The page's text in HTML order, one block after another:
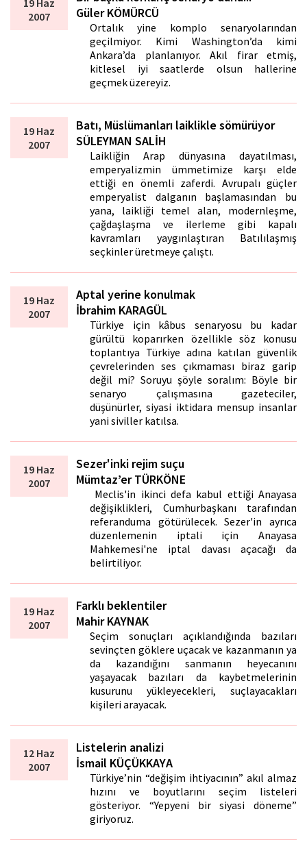
19 Haz
2007
Güler KÖMÜRCÜ
Ortalık yine komplo senaryolarından
geçilmiyor. Kimi Washington’da kimi
Ankara’da planlanıyor. Akıl firar etmiş,
kitlesel iyi saatlerde olsun hallerine
geçmek üzereyiz.
19 Haz
2007
Batı, Müslümanları laiklikle sömürüyor
SÜLEYMAN SALİH
Laikliğin Arap dünyasına dayatılması,
emperyalizmin ümmetimize karşı elde
ettiği en önemli zaferdi. Avrupalı güçler
emperyalist dalganın başlamasından bu
yana, laikliği temel alan, modernleşme,
çağdaşlaşma ve ilerleme gibi kapalı
kavramları yaygınlaştıran Batılılaşmış
seçkinler üretmeye çalıştı.
19 Haz
2007
Aptal yerine konulmak
İbrahim KARAGÜL
Türkiye için kâbus senaryosu bu kadar
gürültü koparırken özellikle söz konusu
toplantıya Türkiye adına katılan güvenlik
çevrelerinden ses çıkmaması biraz garip
değil mi? Soruyu şöyle soralım: Böyle bir
senaryo çalışmasına gazeteciler,
düşünürler, siyasi iktidara mensup insanlar
yani siviller katılsa.
19 Haz
2007
Sezer'inki rejim suçu
Mümtaz’er TÜRKÖNE
Meclis'in ikinci defa kabul ettiği Anayasa
değişiklikleri, Cumhurbaşkanı tarafından
referanduma götürülecek. Sezer'in ayrıca
düzenlemenin iptali için Anayasa
Mahkemesi'ne iptal davası açacağı da
belirtiliyor.
19 Haz
2007
Farklı beklentiler
Mahir KAYNAK
Seçim sonuçları açıklandığında bazıları
sevinçten göklere uçacak ve kazanmanın ya
da kazandığını sanmanın heyecanını
yaşayacak bazıları da kaybetmelerinin
kusurunu yükleyecekleri, suçlayacakları
kişileri arayacak.
12 Haz
2007
Listelerin analizi
İsmail KÜÇÜKKAYA
Türkiye’nin “değişim ihtiyacının” akıl almaz
hızını ve boyutlarını seçim listeleri
gösteriyor. “Yepyeni bir siyasi döneme”
giriyoruz.